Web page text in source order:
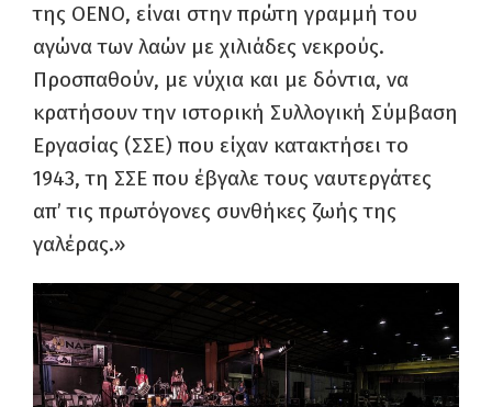
της ΟΕΝΟ, είναι στην πρώτη γραμμή του
αγώνα των λαών με χιλιάδες νεκρούς.
Προσπαθούν, με νύχια και με δόντια, να
κρατήσουν την ιστορική Συλλογική Σύμβαση
Εργασίας (ΣΣΕ) που είχαν κατακτήσει το
1943, τη ΣΣΕ που έβγαλε τους ναυτεργάτες
απ’ τις πρωτόγονες συνθήκες ζωής της
γαλέρας.»